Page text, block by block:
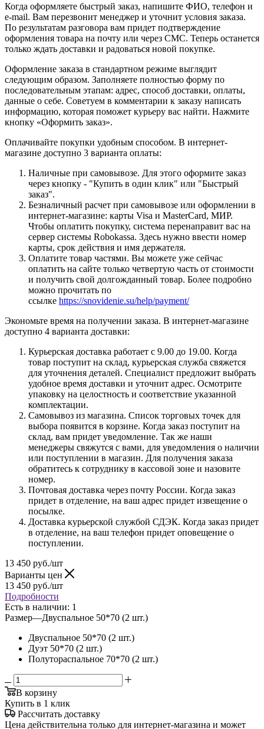
Когда оформляете быстрый заказ, напишите ФИО, телефон и
e-mail. Вам перезвонит менеджер и уточнит условия заказа.
По результатам разговора вам придет подтверждение
оформления товара на почту или через СМС. Теперь останется
только ждать доставки и радоваться новой покупке.
Оформление заказа в стандартном режиме выглядит
следующим образом. Заполняете полностью форму по
последовательным этапам: адрес, способ доставки, оплаты,
данные о себе. Советуем в комментарии к заказу написать
информацию, которая поможет курьеру вас найти. Нажмите
кнопку «Оформить заказ».
Оплачивайте покупки удобным способом. В интернет-
магазине доступно 3 варианта оплаты:
Наличные при самовывозе. Для этого оформите заказ
через кнопку - "Купить в один клик" или "Быстрый
заказ".
Безналичный расчет при самовывозе или оформлении в
интернет-магазине: карты Visa и MasterCard, МИР.
Чтобы оплатить покупку, система перенаправит вас на
сервер системы Robokassa. Здесь нужно ввести номер
карты, срок действия и имя держателя.
Оплатите товар частями. Вы можете уже сейчас
оплатить на сайте только четвертую часть от стоимости
и получить свой долгожданный товар. Более подробно
можно прочитать по
ссылке https://snovidenie.su/help/payment/
Экономьте время на получении заказа. В интернет-магазине
доступно 4 варианта доставки:
Курьерская доставка работает с 9.00 до 19.00. Когда
товар поступит на склад, курьерская служба свяжется
для уточнения деталей. Специалист предложит выбрать
удобное время доставки и уточнит адрес. Осмотрите
упаковку на целостность и соответствие указанной
комплектации.
Самовывоз из магазина. Список торговых точек для
выбора появится в корзине. Когда заказ поступит на
склад, вам придет уведомление. Так же наши
менеджеры свяжутся с вами, для уведомления о наличии
или поступлении в магазин. Для получения заказа
обратитесь к сотруднику в кассовой зоне и назовите
номер.
Почтовая доставка через почту России. Когда заказ
придет в отделение, на ваш адрес придет извещение о
посылке.
Доставка курьерской службой СДЭК. Когда заказ придет
в отделение, на ваш телефон придет оповещение о
поступлении.
13 450 руб./шт
Варианты цен
13 450 руб./шт
Подробности
Есть в наличии: 1
Размер—Двуспальное 50*70 (2 шт.)
Двуспальное 50*70 (2 шт.)
Дуэт 50*70 (2 шт.)
Полутораспальное 70*70 (2 шт.)
В корзину
Купить в 1 клик
Рассчитать доставку
Цена действительна только для интернет-магазина и может